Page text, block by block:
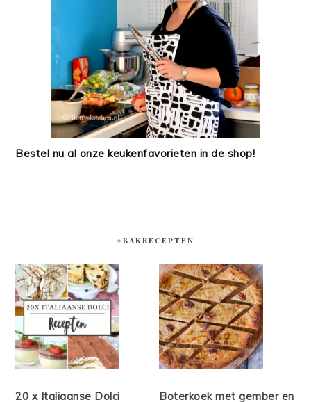
Bestel nu al onze keukenfavorieten in de shop!
#BAKRECEPTEN
20 x Italiaanse Dolci
Boterkoek met gember en